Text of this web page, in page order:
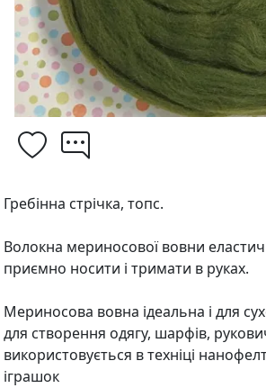
Гребінна стрічка, топс.
Волокна мериносової вовни
приємно носити і тримати в руках.
Мериносова вовна ідеальна і для
для створення одягу, шарфів,
використовується в техніці
іграшок